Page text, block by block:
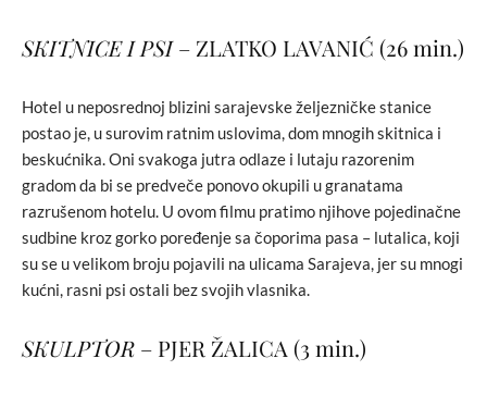
SKITNICE I PSI– ZLATKO LAVANIĆ (26 min.)
Hotel u neposrednoj blizini sarajevske željezničke stanice
postao je, u surovim ratnim uslovima, dom mnogih skitnica i
beskućnika. Oni svakoga jutra odlaze i lutaju razorenim
gradom da bi se predveče ponovo okupili u granatama
razrušenom hotelu. U ovom filmu pratimo njihove pojedinačne
sudbine kroz gorko poređenje sa čoporima pasa – lutalica, koji
su se u velikom broju pojavili na ulicama Sarajeva, jer su mnogi
kućni, rasni psi ostali bez svojih vlasnika.
SKULPTOR – PJER ŽALICA (3 min.)